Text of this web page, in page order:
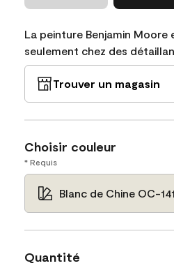
La peinture Benjamin Moore
seulement chez des
Trouver un magasin
Choisir couleur
* Requis
Blanc de Chine OC-141
Quantité